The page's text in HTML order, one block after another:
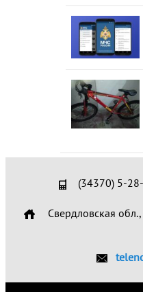
(34370) 5-
Свердловская